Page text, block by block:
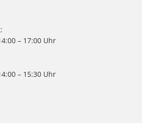
– 17:00 Uhr
– 15:30 Uhr